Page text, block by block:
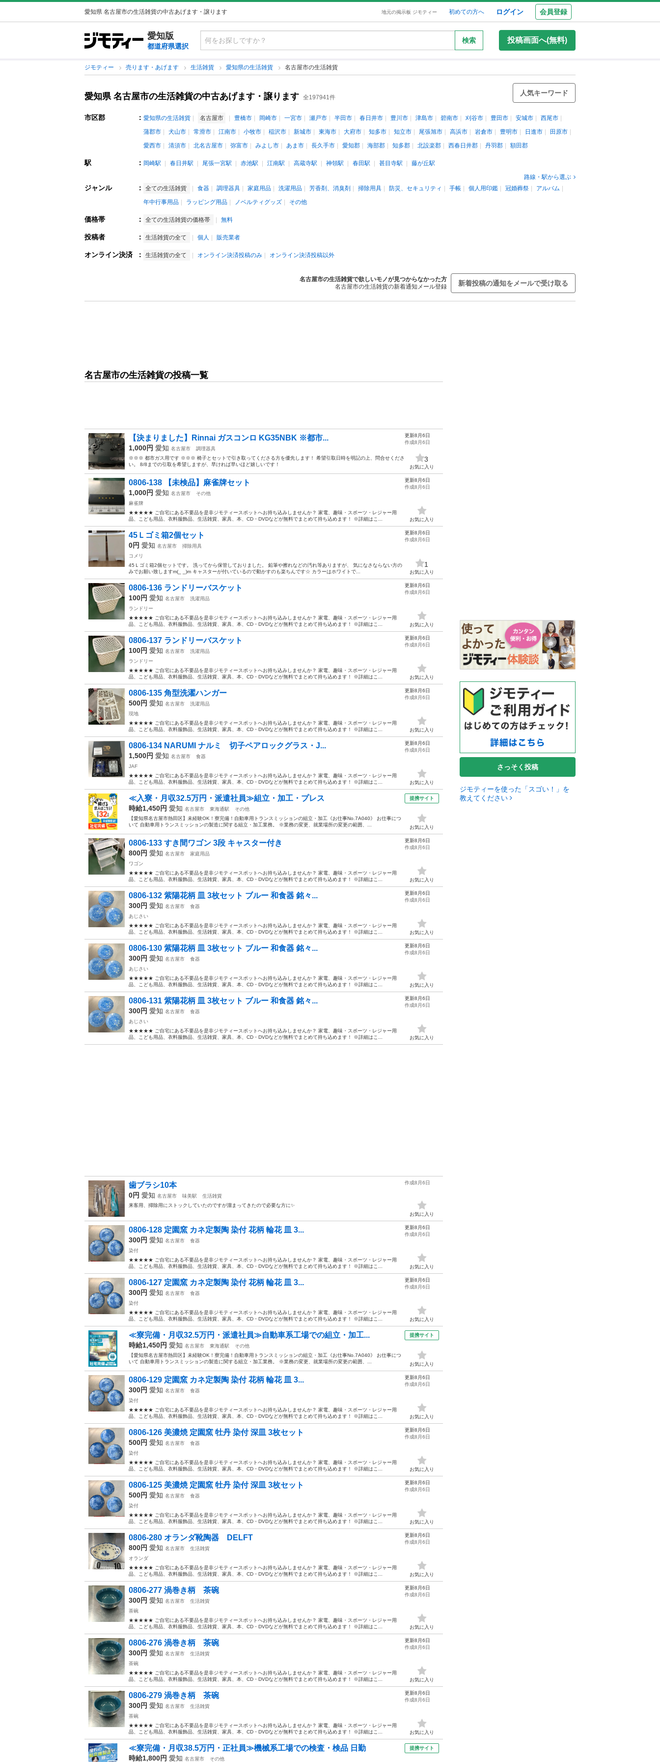
愛知県 名古屋市の生活雑貨の中古あげます・譲ります 地元の掲示板 ジモティー 初めての方へ ログイン 会員登録
愛知版
都道府県選択
検索 投稿画面へ(無料)
ジモティー 売ります・あげます 生活雑貨 愛知県の生活雑貨 名古屋市の生活雑貨
愛知県 名古屋市の生活雑貨の中古あげます・譲ります 全197941件
人気キーワード
市区郡 ： 愛知県の生活雑貨 名古屋市 豊橋市 岡崎市 一宮市 瀬戸市 半田市 春日井市 豊川市 津島市 碧南市 刈谷市 豊田市 安城市
西尾市
蒲郡市
犬山市 常滑市 江南市 小牧市 稲沢市 新城市 東海市 大府市 知多市 知立市 尾張旭市 高浜市 岩倉市 豊明市 日進市
田原市
愛西市
清須市 北名古屋市 弥富市 みよし市 あま市 長久手市 愛知郡 海部郡 知多郡 北設楽郡 西春日井郡 丹羽郡 額田郡
駅 ： 岡崎駅 春日井駅 尾張一宮駅 赤池駅 江南駅 高蔵寺駅 神領駅 春田駅 甚目寺駅
藤が丘駅
路線・駅から選ぶ
ジャンル ： 全ての生活雑貨 食器 調理器具 家庭用品 洗濯用品 芳香剤、消臭剤 掃除用具 防災、セキュリティ 手帳 個人用印鑑 冠婚葬祭
アルバム
年中行事用品
ラッピング用品 ノベルティグッズ その他
価格帯 ： 全ての生活雑貨の価格帯 無料
投稿者 ： 生活雑貨の全て 個人 販売業者
オンライン決済 ： 生活雑貨の全て オンライン決済投稿のみ オンライン決済投稿以外
名古屋市の生活雑貨で欲しいモノが見つからなかった方
名古屋市の生活雑貨の新着通知メール登録
新着投稿の通知をメールで受け取る
名古屋市の生活雑貨の投稿一覧
【決まりました】Rinnai ガスコンロ KG35NBK ※都市...
1,000円 愛知 名古屋市
調理器具
※※※ 都市ガス用です ※※※ 椅子とセットで引き取ってくださる方を優先します！ 希望引取日時を明記の上、問合せくださ
い。 8/8までの引取を希望しますが、早ければ早いほど嬉しいです！
更新8月6日
作成8月6日
3
お気に入り
0806-138 【未検品】麻雀牌セット
1,000円 愛知 名古屋市
その他
麻雀牌
★★★★★ ご自宅にある不要品を是非ジモティースポットへお持ち込みしませんか？ 家電、趣味・スポーツ・レジャー用
品、こども用品、衣料服飾品、生活雑貨、家具、本、CD・DVDなどが無料でまとめて持ち込めます！ ※詳細はこ...
更新8月6日
作成8月6日
お気に入り
45Ｌゴミ箱2個セット
0円 愛知 名古屋市
掃除用具
コメリ
45Ｌゴミ箱2個セットです。 洗ってから保管しておりました。 鉛筆や擦れなどの汚れ等ありますが、 気になさならない方の
みでお願い致しますm(_ _)m キャスターが付いているので動かすのも楽ちんです☆ カラーはホワイトで...
更新8月6日
作成8月6日
1
お気に入り
0806-136 ランドリーバスケット
100円 愛知 名古屋市
洗濯用品
ランドリー
★★★★★ ご自宅にある不要品を是非ジモティースポットへお持ち込みしませんか？ 家電、趣味・スポーツ・レジャー用
品、こども用品、衣料服飾品、生活雑貨、家具、本、CD・DVDなどが無料でまとめて持ち込めます！ ※詳細はこ...
更新8月6日
作成8月6日
お気に入り
0806-137 ランドリーバスケット
100円 愛知 名古屋市
洗濯用品
ランドリー
★★★★★ ご自宅にある不要品を是非ジモティースポットへお持ち込みしませんか？ 家電、趣味・スポーツ・レジャー用
品、こども用品、衣料服飾品、生活雑貨、家具、本、CD・DVDなどが無料でまとめて持ち込めます！ ※詳細はこ...
更新8月6日
作成8月6日
お気に入り
0806-135 角型洗濯ハンガー
500円 愛知 名古屋市
洗濯用品
現地
★★★★★ ご自宅にある不要品を是非ジモティースポットへお持ち込みしませんか？ 家電、趣味・スポーツ・レジャー用
品、こども用品、衣料服飾品、生活雑貨、家具、本、CD・DVDなどが無料でまとめて持ち込めます！ ※詳細はこ...
更新8月6日
作成8月6日
お気に入り
0806-134 NARUMI ナルミ 切子ペアロックグラス・J...
1,500円 愛知 名古屋市
食器
JAF
★★★★★ ご自宅にある不要品を是非ジモティースポットへお持ち込みしませんか？ 家電、趣味・スポーツ・レジャー用
品、こども用品、衣料服飾品、生活雑貨、家具、本、CD・DVDなどが無料でまとめて持ち込めます！ ※詳細はこ...
更新8月6日
作成8月6日
お気に入り
≪入寮・月収32.5万円・派遣社員≫組立・加工・プレス
時給1,450円 愛知 名古屋市 東海通駅
その他
【愛知県名古屋市熱田区】未経験OK！寮完備！自動車用トランスミッションの組立・加工《お仕事No.7A040》 お仕事につ
いて 自動車用トランスミッションの製造に関する組立・加工業務。 ※業務の変更、就業場所の変更の範囲、...
提携サイト
お気に入り
0806-133 すき間ワゴン 3段 キャスター付き
800円 愛知 名古屋市
家庭用品
ワゴン
★★★★★ ご自宅にある不要品を是非ジモティースポットへお持ち込みしませんか？ 家電、趣味・スポーツ・レジャー用
品、こども用品、衣料服飾品、生活雑貨、家具、本、CD・DVDなどが無料でまとめて持ち込めます！ ※詳細はこ...
更新8月6日
作成8月6日
お気に入り
0806-132 紫陽花柄 皿 3枚セット ブルー 和食器 銘々...
300円 愛知 名古屋市
食器
あじさい
★★★★★ ご自宅にある不要品を是非ジモティースポットへお持ち込みしませんか？ 家電、趣味・スポーツ・レジャー用
品、こども用品、衣料服飾品、生活雑貨、家具、本、CD・DVDなどが無料でまとめて持ち込めます！ ※詳細はこ...
更新8月6日
作成8月6日
お気に入り
0806-130 紫陽花柄 皿 3枚セット ブルー 和食器 銘々...
300円 愛知 名古屋市
食器
あじさい
★★★★★ ご自宅にある不要品を是非ジモティースポットへお持ち込みしませんか？ 家電、趣味・スポーツ・レジャー用
品、こども用品、衣料服飾品、生活雑貨、家具、本、CD・DVDなどが無料でまとめて持ち込めます！ ※詳細はこ...
更新8月6日
作成8月6日
お気に入り
0806-131 紫陽花柄 皿 3枚セット ブルー 和食器 銘々...
300円 愛知 名古屋市
食器
あじさい
★★★★★ ご自宅にある不要品を是非ジモティースポットへお持ち込みしませんか？ 家電、趣味・スポーツ・レジャー用
品、こども用品、衣料服飾品、生活雑貨、家具、本、CD・DVDなどが無料でまとめて持ち込めます！ ※詳細はこ...
更新8月6日
作成8月6日
お気に入り
歯ブラシ10本
0円 愛知 名古屋市 味美駅
生活雑貨
来客用、掃除用にストックしていたのですが溜まってきたので必要な方に✨
作成8月6日
お気に入り
0806-128 定園窯 カネ定製陶 染付 花柄 輪花 皿 3...
300円 愛知 名古屋市
食器
染付
★★★★★ ご自宅にある不要品を是非ジモティースポットへお持ち込みしませんか？ 家電、趣味・スポーツ・レジャー用
品、こども用品、衣料服飾品、生活雑貨、家具、本、CD・DVDなどが無料でまとめて持ち込めます！ ※詳細はこ...
更新8月6日
作成8月6日
お気に入り
0806-127 定園窯 カネ定製陶 染付 花柄 輪花 皿 3...
300円 愛知 名古屋市
食器
染付
★★★★★ ご自宅にある不要品を是非ジモティースポットへお持ち込みしませんか？ 家電、趣味・スポーツ・レジャー用
品、こども用品、衣料服飾品、生活雑貨、家具、本、CD・DVDなどが無料でまとめて持ち込めます！ ※詳細はこ...
更新8月6日
作成8月6日
お気に入り
≪寮完備・月収32.5万円・派遣社員≫自動車系工場での組立・加工...
時給1,450円 愛知 名古屋市 東海通駅
その他
【愛知県名古屋市熱田区】未経験OK！寮完備！自動車用トランスミッションの組立・加工《お仕事No.7A040》 お仕事につ
いて 自動車用トランスミッションの製造に関する組立・加工業務。 ※業務の変更、就業場所の変更の範囲、...
提携サイト
お気に入り
0806-129 定園窯 カネ定製陶 染付 花柄 輪花 皿 3...
300円 愛知 名古屋市
食器
染付
★★★★★ ご自宅にある不要品を是非ジモティースポットへお持ち込みしませんか？ 家電、趣味・スポーツ・レジャー用
品、こども用品、衣料服飾品、生活雑貨、家具、本、CD・DVDなどが無料でまとめて持ち込めます！ ※詳細はこ...
更新8月6日
作成8月6日
お気に入り
0806-126 美濃焼 定園窯 牡丹 染付 深皿 3枚セット
500円 愛知 名古屋市
食器
染付
★★★★★ ご自宅にある不要品を是非ジモティースポットへお持ち込みしませんか？ 家電、趣味・スポーツ・レジャー用
品、こども用品、衣料服飾品、生活雑貨、家具、本、CD・DVDなどが無料でまとめて持ち込めます！ ※詳細はこ...
更新8月6日
作成8月6日
お気に入り
0806-125 美濃焼 定園窯 牡丹 染付 深皿 3枚セット
500円 愛知 名古屋市
食器
染付
★★★★★ ご自宅にある不要品を是非ジモティースポットへお持ち込みしませんか？ 家電、趣味・スポーツ・レジャー用
品、こども用品、衣料服飾品、生活雑貨、家具、本、CD・DVDなどが無料でまとめて持ち込めます！ ※詳細はこ...
更新8月6日
作成8月6日
お気に入り
0806-280 オランダ靴陶器 DELFT
800円 愛知 名古屋市
生活雑貨
オランダ
★★★★★ ご自宅にある不要品を是非ジモティースポットへお持ち込みしませんか？ 家電、趣味・スポーツ・レジャー用
品、こども用品、衣料服飾品、生活雑貨、家具、本、CD・DVDなどが無料でまとめて持ち込めます！ ※詳細はこ...
更新8月6日
作成8月6日
お気に入り
0806-277 渦巻き柄 茶碗
300円 愛知 名古屋市
生活雑貨
茶碗
★★★★★ ご自宅にある不要品を是非ジモティースポットへお持ち込みしませんか？ 家電、趣味・スポーツ・レジャー用
品、こども用品、衣料服飾品、生活雑貨、家具、本、CD・DVDなどが無料でまとめて持ち込めます！ ※詳細はこ...
更新8月6日
作成8月6日
お気に入り
0806-276 渦巻き柄 茶碗
300円 愛知 名古屋市
生活雑貨
茶碗
★★★★★ ご自宅にある不要品を是非ジモティースポットへお持ち込みしませんか？ 家電、趣味・スポーツ・レジャー用
品、こども用品、衣料服飾品、生活雑貨、家具、本、CD・DVDなどが無料でまとめて持ち込めます！ ※詳細はこ...
更新8月6日
作成8月6日
お気に入り
0806-279 渦巻き柄 茶碗
300円 愛知 名古屋市
生活雑貨
茶碗
★★★★★ ご自宅にある不要品を是非ジモティースポットへお持ち込みしませんか？ 家電、趣味・スポーツ・レジャー用
品、こども用品、衣料服飾品、生活雑貨、家具、本、CD・DVDなどが無料でまとめて持ち込めます！ ※詳細はこ...
更新8月6日
作成8月6日
お気に入り
≪寮完備・月収38.5万円・正社員≫機械系工場での検査・検品 日勤
時給1,800円 愛知 名古屋市 その他
提携サイト
さっそく投稿
ジモティーを使った「スゴい！」を
教えてください